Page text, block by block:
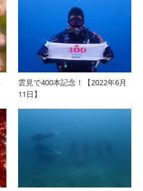
雲見で400本記念！【2022年6月
11日】